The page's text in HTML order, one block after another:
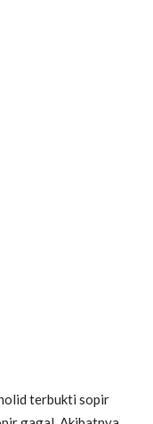
terbukti sopir